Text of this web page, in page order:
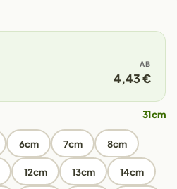
AB
4,43 €
31cm
6cm 7cm 8cm
12cm 13cm 14cm